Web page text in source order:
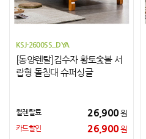
KSJ-2600SS_DYA
[동양렌탈]김수자 황토숯볼 서
랍형 돌침대 슈퍼싱글
월렌탈료 26,900원
카드할인 26,900원